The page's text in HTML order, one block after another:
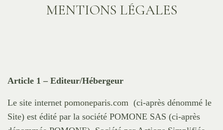
MENTIONS LÉGALES
Article 1 –Editeur/Hébergeur
Le site internetpomoneparis.com (ci-après dénommé le
Site) est édité par la société POMONE SAS (ci-après